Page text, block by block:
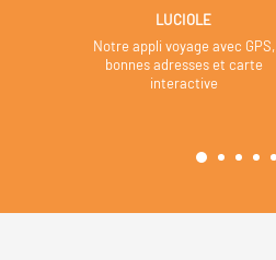
LUCIOLE
Notre appli voyage avec GPS,
bonnes adresses et carte
interactive